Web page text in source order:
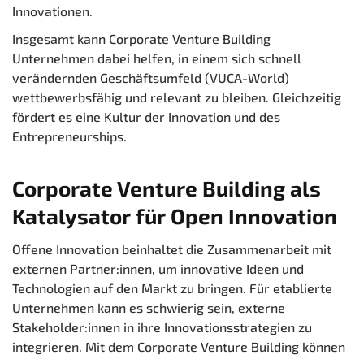
Innovationen.
Insgesamt kann Corporate Venture Building
Unternehmen dabei helfen, in einem sich schnell
verändernden Geschäftsumfeld (VUCA-World)
wettbewerbsfähig und relevant zu bleiben. Gleichzeitig
fördert es eine Kultur der Innovation und des
Entrepreneurships.
Corporate Venture Building als
Katalysator für Open Innovation
Offene Innovation beinhaltet die Zusammenarbeit mit
externen Partner:innen, um innovative Ideen und
Technologien auf den Markt zu bringen. Für etablierte
Unternehmen kann es schwierig sein, externe
Stakeholder:innen in ihre Innovationsstrategien zu
integrieren. Mit dem Corporate Venture Building können